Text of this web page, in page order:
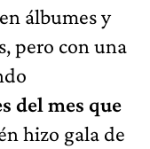
álbumes y
pero con una
del mes que
hizo gala de